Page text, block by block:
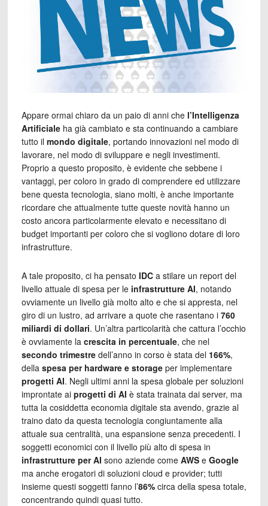
Appare ormai chiaro da un paio di anni che l’Intelligenza
Artificialeha già cambiato e sta continuando a cambiare
tutto il mondo digitale, portando innovazioni nel modo di
lavorare, nel modo di sviluppare e negli investimenti.
Proprio a questo proposito, è evidente che sebbene i
vantaggi, per coloro in grado di comprendere ed utilizzare
bene questa tecnologia, siano molti, è anche importante
ricordare che attualmente tutte queste novità hanno un
costo ancora particolarmente elevato e necessitano di
budget importanti per coloro che si vogliono dotare di loro
infrastrutture.
A tale proposito, ci ha pensato IDCa stilare un report del
livello attuale di spesa per le infrastrutture AI, notando
ovviamente un livello già molto alto e che si appresta, nel
giro di un lustro, ad arrivare a quote che rasentano i 760
miliardi di dollari. Un’altra particolarità che cattura l’occhio
è ovviamente la crescita in percentuale, che nel
secondo trimestredell’anno in corso è stata del 166%,
della spesa per hardware e storageper implementare
progetti AI. Negli ultimi anni la spesa globale per soluzioni
improntate ai progetti di AI è stata trainata dai server, ma
tutta la cosiddetta economia digitale sta avendo, grazie al
traino dato da questa tecnologia congiuntamente alla
attuale sua centralità, una espansione senza precedenti. I
soggetti economici con il livello più alto di spesa in
infrastrutture per AI sono aziende come AWSe Google
ma anche erogatori di soluzioni cloud e provider; tutti
insieme questi soggetti fanno l’86%circa della spesa totale,
concentrando quindi quasi tutto.